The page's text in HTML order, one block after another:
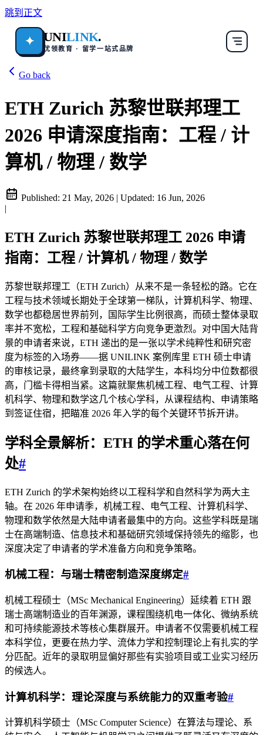
跳到正文
✦ UNILINK.
优领教育 · 留学一站式品牌
Go back
ETH Zurich 苏黎世联邦理工
2026 申请深度指南：工程 / 计
算机 / 物理 / 数学
Published: 21 May, 2026 | Updated: 16 Jun, 2026
|
ETH Zurich 苏黎世联邦理工 2026 申请
指南：工程 / 计算机 / 物理 / 数学
苏黎世联邦理工（ETH Zurich）从来不是一条轻松的路。它在
工程与技术领域长期处于全球第一梯队，计算机科学、物理、
数学也都稳居世界前列，国际学生比例很高，而硕士整体录取
率并不宽松，工程和基础科学方向竞争更激烈。对中国大陆背
景的申请者来说，ETH 递出的是一张以学术纯粹性和研究密
度为标签的入场券——据 UNILINK 案例库里 ETH 硕士申请
的审核记录，最终拿到录取的大陆学生，本科均分中位数都很
高，门槛卡得相当紧。这篇就聚焦机械工程、电气工程、计算
机科学、物理和数学这几个核心学科，从课程结构、申请策略
到签证住宿，把瞄准 2026 年入学的每个关键环节拆开讲。
学科全景解析：ETH 的学术重心落在何
处#
ETH Zurich 的学术架构始终以工程科学和自然科学为两大主
轴。在 2026 年申请季，机械工程、电气工程、计算机科学、
物理和数学依然是大陆申请者最集中的方向。这些学科既是瑞
士在高端制造、信息技术和基础研究领域保持领先的缩影，也
深度决定了申请者的学术准备方向和竞争策略。
机械工程：与瑞士精密制造深度绑定#
机械工程硕士（MSc Mechanical Engineering）延续着 ETH 跟
瑞士高端制造业的百年渊源，课程围绕机电一体化、微纳系统
和可持续能源技术等核心集群展开。申请者不仅需要机械工程
本科学位，更要在热力学、流体力学和控制理论上有扎实的学
分匹配。近年的录取明显偏好那些有实验项目或工业实习经历
的候选人。
计算机科学：理论深度与系统能力的双重考验#
计算机科学硕士（MSc Computer Science）在算法与理论、系